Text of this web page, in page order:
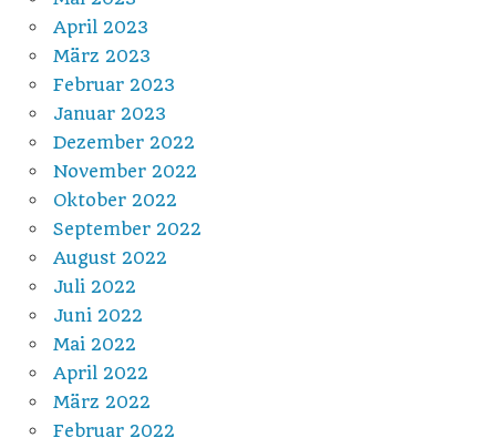
April 2023
März 2023
Februar 2023
Januar 2023
Dezember 2022
November 2022
Oktober 2022
September 2022
August 2022
Juli 2022
Juni 2022
Mai 2022
April 2022
März 2022
Februar 2022